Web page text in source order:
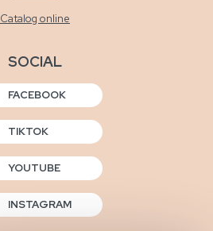
Catalog online
SOCIAL
FACEBOOK
TIKTOK
YOUTUBE
INSTAGRAM